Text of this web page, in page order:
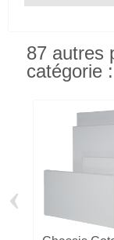
87 autres
catégorie :
‹